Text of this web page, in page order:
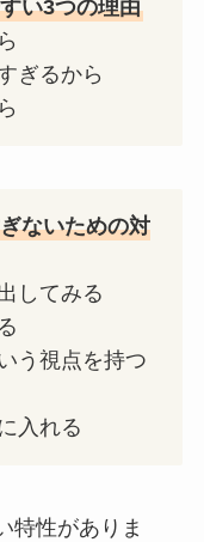
い3つの理由
ぎるから
ないための対
してみる
う視点を持つ
入れる
特性がありま